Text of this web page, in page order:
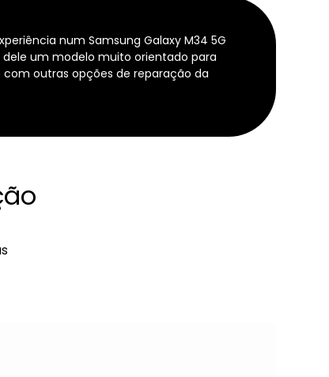
num Samsung Galaxy M34 5G
dele um modelo muito orientado para
outras opções de reparação da